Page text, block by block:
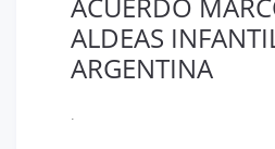
ACUERDO
ALDEAS
ARGENTINA